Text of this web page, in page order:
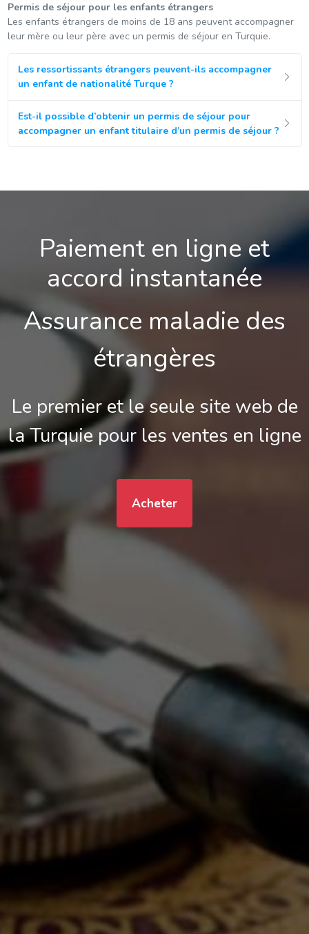
Permis de séjour pour les enfants étrangers
Les enfants étrangers de moins de 18 ans peuvent accompagner
leur mère ou leur père avec un permis de séjour en Turquie.
Les ressortissants étrangers peuvent-ils accompagner
un enfant de nationalité Turque ?
Est-il possible d’obtenir un permis de séjour pour
accompagner un enfant titulaire d’un permis de séjour ?
Paiement en ligne et
accord instantanée
Assurance maladie des
étrangères
Le premier et le seule site web de
la Turquie pour les ventes en ligne
Acheter